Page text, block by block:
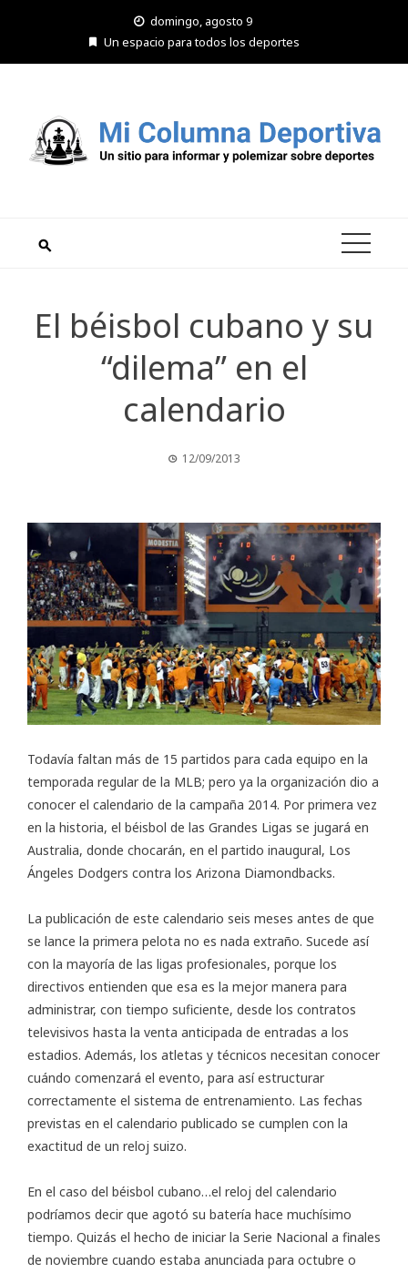
domingo, agosto 9
Un espacio para todos los deportes
El béisbol cubano y su
“dilema” en el
calendario
12/09/2013
Todavía faltan más de 15 partidos para cada equipo en la
temporada regular de la MLB; pero ya la organización dio a
conocer el calendario de la campaña 2014. Por primera vez
en la historia, el béisbol de las Grandes Ligas se jugará en
Australia, donde chocarán, en el partido inaugural, Los
Ángeles Dodgers contra los Arizona Diamondbacks.
La publicación de este calendario seis meses antes de que
se lance la primera pelota no es nada extraño. Sucede así
con la mayoría de las ligas profesionales, porque los
directivos entienden que esa es la mejor manera para
administrar, con tiempo suficiente, desde los contratos
televisivos hasta la venta anticipada de entradas a los
estadios. Además, los atletas y técnicos necesitan conocer
cuándo comenzará el evento, para así estructurar
correctamente el sistema de entrenamiento. Las fechas
previstas en el calendario publicado se cumplen con la
exactitud de un reloj suizo.
En el caso del béisbol cubano…el reloj del calendario
podríamos decir que agotó su batería hace muchísimo
tiempo. Quizás el hecho de iniciar la Serie Nacional a finales
de noviembre cuando estaba anunciada para octubre o